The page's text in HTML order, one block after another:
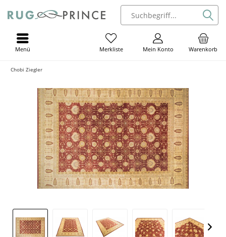
Warenkorb
Mein Konto
Merkliste
Menü
Chobi Ziegler